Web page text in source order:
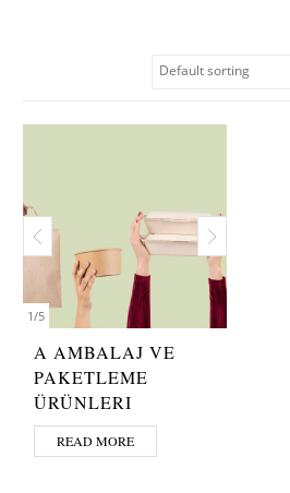
1/5
A AMBALAJ VE
PAKETLEME
ÜRÜNLERI
READ MORE